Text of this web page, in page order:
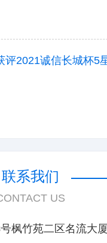
评2021诚信长城杯5
联系我们
US
枫竹苑二区名流大